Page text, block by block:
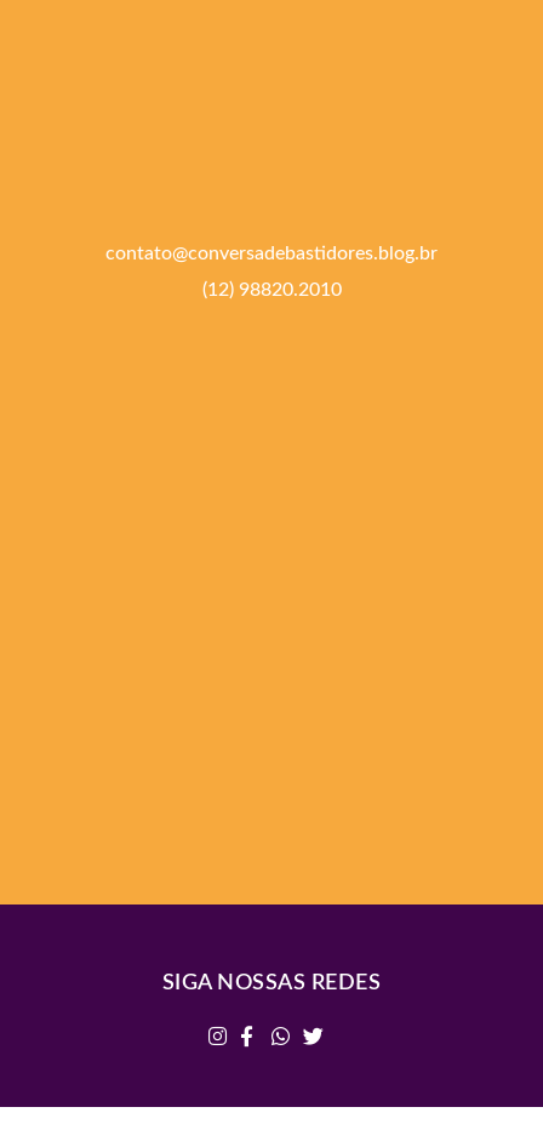
contato@conversadebastidores.blog.br
(12) 98820.2010
SIGA NOSSAS REDES